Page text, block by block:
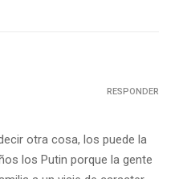
otra cosa, los puede la
los Putin porque la gente
RESPONDER